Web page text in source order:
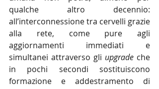
qualche altro decennio:
all’interconnessione tra cervelli grazie
alla rete, come pure agli
aggiornamenti immediati e
simultanei attraverso gli upgrade che
in pochi secondi sostituiscono
formazione e addestramento di